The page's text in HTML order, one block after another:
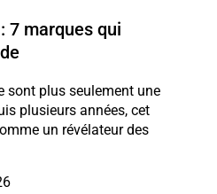
7 marques qui
sont plus seulement une
plusieurs années, cet
un révélateur des